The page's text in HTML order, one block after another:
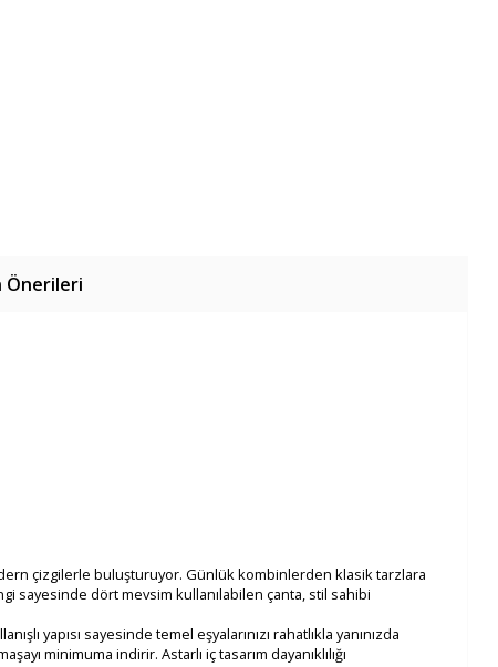
Önerileri
çizgilerle buluşturuyor. Günlük kombinlerden klasik tarzlara
sayesinde dört mevsim kullanılabilen çanta, stil sahibi
yapısı sayesinde temel eşyalarınızı rahatlıkla yanınızda
minimuma indirir. Astarlı iç tasarım dayanıklılığı